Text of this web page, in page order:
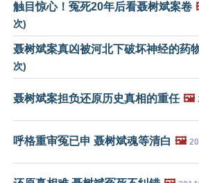
触目惊心！冤死20年后看聂树斌案卷
次)
聂树斌案真凶被河北下破坏神经的药
次)
聂树斌案担负还原历史真相的重任 🖼️
呼格重审冤已申 聂树斌魂等清白 🖼️